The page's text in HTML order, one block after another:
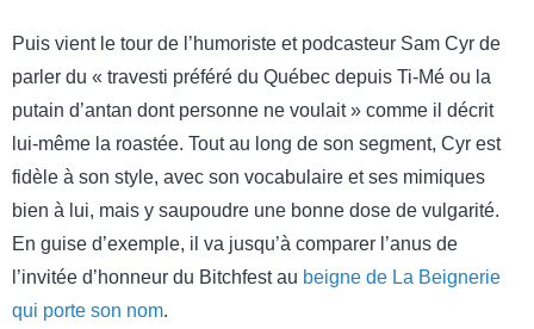
Puis vient le tour de l’humoriste et podcasteur Sam Cyr de
parler du « travesti préféré du Québec depuis Ti-Mé ou la
putain d’antan dont personne ne voulait » comme il décrit
lui-même la roastée. Tout au long de son segment, Cyr est
fidèle à son style, avec son vocabulaire et ses mimiques
bien à lui, mais y saupoudre une bonne dose de vulgarité.
En guise d’exemple, il va jusqu’à comparer l’anus de
l’invitée d’honneur du Bitchfest au beigne de La Beignerie
qui porte son nom.